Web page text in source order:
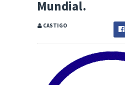
Mundial.
CASTIGO